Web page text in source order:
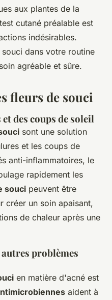
aux plantes de la
cutané préalable est
indésirables.
dans votre routine
agréable et sûre.
fleurs de souci
des coups de soleil
sont une solution
et les coups de
anti-inflammatoires, le
rapidement les
souci peuvent être
créer un soin apaisant,
de chaleur après une
problèmes
en matière d'acné est
aident à